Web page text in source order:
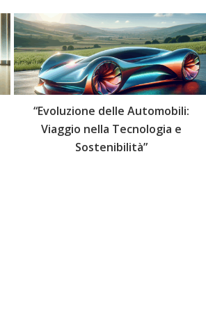
“Evoluzione delle Automobili:
Viaggio nella Tecnologia e
Sostenibilità”